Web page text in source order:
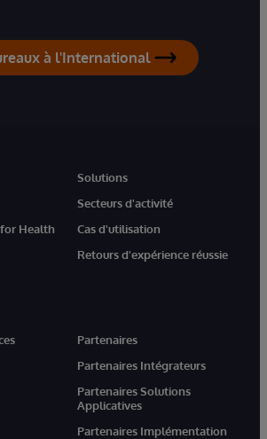
à l'International
Health
Solutions
Secteurs d'activité
Cas d'utilisation
Retours d'expérience réussie
Partenaires
Partenaires Intégrateurs
Partenaires Solutions
Applicatives
Partenaires Implémentation